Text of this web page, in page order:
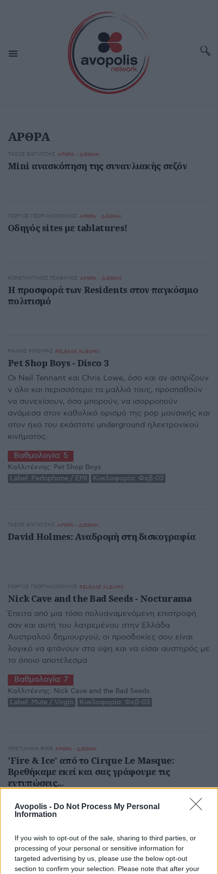
Avopolis - Do Not Process My Personal
Information
If you wish to opt-out of the sale, sharing to third parties, or
processing of your personal or sensitive information for
targeted advertising by us, please use the below opt-out
section to confirm your selection. Please note that after your
ΑΡΘΡΑ
TΆΣΟΣ ΒΟΓΙΑΤΖΉΣ ΑΡΘΡΑ - ΔΙΕΘΝΗ
Mini ανασκόπηση της συναυλιακής σεζόν
ΓΙΏΡΓΟΣ ΓΕΩΡΓΑΚΌΠΟΥΛΟΣ ΑΡΘΡΑ - ΔΙΕΘΝΗ
Οδηγός sites με tablatures!
ΚΩΝΣΤΑΝΤΊΝΟΣ ΤΣΆΒΑΛΟΣ ΑΡΘΡΑ - ΔΙΕΘΝΗ
Η προσφορά των Residents στον παγκόσμιο
πολιτισμό
ΜΆΝΟΣ ΜΠΟΎΡΑΣ RELEASE ALBUMS
Pet Shop Boys - Disco 3
Οι Neil Tennant και Chris Lowe, όσο και αν ασπρίζουν
ν όλο και περισσότερο τα μαλλιά τους, προσπαθούν
να συνεχίσουν, όσο μπορούν, να ισορροπούν
ανάμεσα στον καθολικό ορισμό της pop μουσικής και
στον ήχο του εκάστοτε underground ηλεκτρονικού
κινήματος.
Βαθμολογία: 5
Καλλιτέχνης: Pet Shop Boys
Label: Parlophone / EMI Κυκλοφορία: Φεβ-03
ΤΆΣΟΣ ΒΟΓΙΑΤΖΉΣ ΑΡΘΡΑ - ΔΙΕΘΝΗ
David Holmes: Αναδρομή στη δισκογραφία
ΓΙΏΡΓΟΣ ΓΕΩΡΓΑΚΌΠΟΥΛΟΣ RELEASE ALBUMS
Nick Cave and the Bad Seeds - Nocturama
Έπειτα από μια τόσο πολυαναμενόμενη επιστροφή
σαν και αυτή του λατρεμένου στην Ελλάδα
Αυστραλού δημιουργού, οι προσδοκίες σου είναι
λογικό να φτάνουν στα ύψη και να είσαι αυστηρός με
το όποιο αποτέλεσμα.
Βαθμολογία: 7
Καλλιτέχνης: Nick Cave and the Bad Seeds
Label: Mute / Virgin Κυκλοφορία: Φεβ-03
ΧΡΙΣΤΙΆΝΝΑ ΦΙΝΈ ΑΡΘΡΑ - ΔΙΕΘΝΗ
'Fire & Ice' από το Cirque Le Masque:
Βρεθήκαμε εκεί και σας γράφουμε τις
εντυπώσεις...
Thievery Corporation - The Richest Man in
Babylon
Τα 15 track που απαρτίζουν το album χαρακτηρίζονται